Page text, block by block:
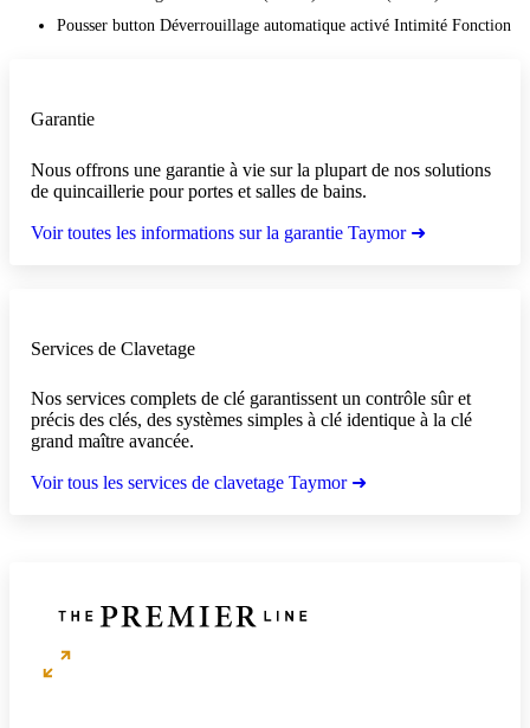
Pousser button Déverrouillage automatique activé Intimité Fonction
Garantie
Nous offrons une garantie à vie sur la plupart de nos solutions
de quincaillerie pour portes et salles de bains.
Voir toutes les informations sur la garantie Taymor ➜
Services de Clavetage
Nos services complets de clé garantissent un contrôle sûr et
précis des clés, des systèmes simples à clé identique à la clé
grand maître avancée.
Voir tous les services de clavetage Taymor ➜